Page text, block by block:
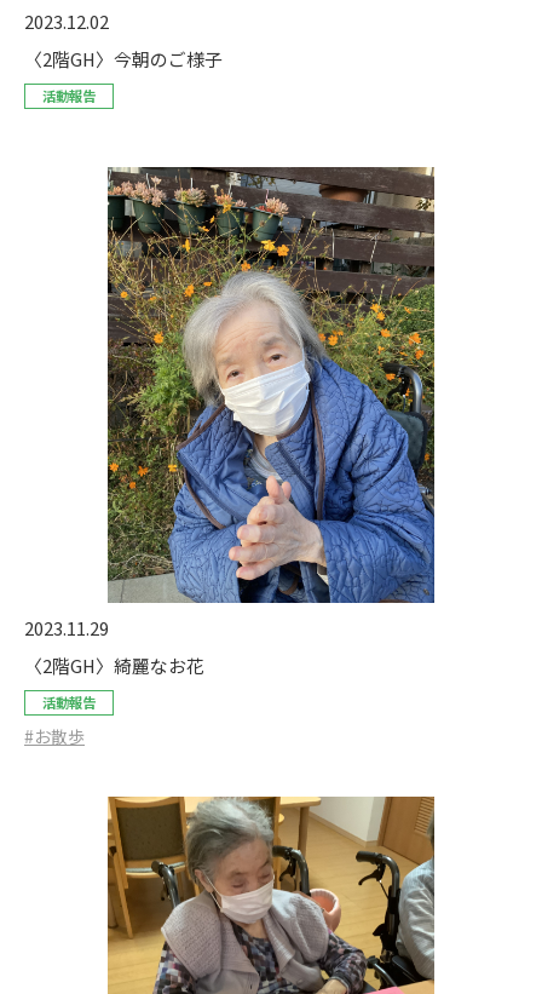
2023.12.02
〈2階GH〉今朝のご様子
活動報告
2023.11.29
〈2階GH〉綺麗なお花
活動報告
#お散歩